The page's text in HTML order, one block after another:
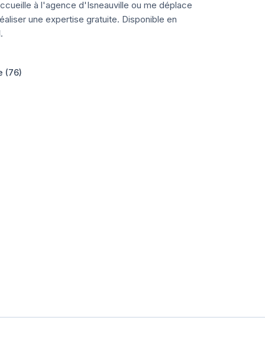
à l'agence d'Isneauville ou me déplace
une expertise gratuite. Disponible en
(76)